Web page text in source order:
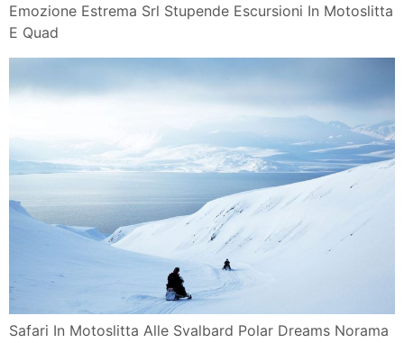
Emozione Estrema Srl Stupende Escursioni In Motoslitta
E Quad
Safari In Motoslitta Alle Svalbard Polar Dreams Norama